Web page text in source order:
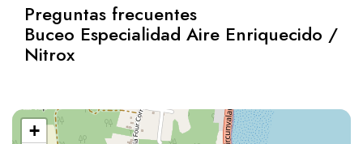
Preguntas frecuentes
Buceo Especialidad Aire Enriquecido /
Nitrox
+